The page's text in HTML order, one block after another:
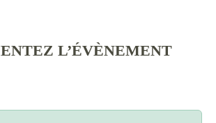
L’ÉVÈNEMENT